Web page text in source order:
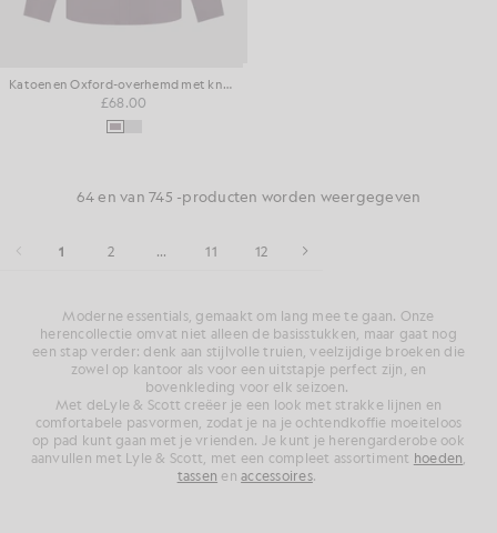
Katoenen Oxford-overhemd met knoopsluiting
£68.00
64 en van 745 -producten worden weergegeven
1 2 ... 11 12
Moderne essentials, gemaakt om lang mee te gaan. Onze
herencollectie omvat niet alleen de basisstukken, maar gaat nog
een stap verder: denk aan stijlvolle truien, veelzijdige broeken die
zowel op kantoor als voor een uitstapje perfect zijn, en
bovenkleding voor elk seizoen.
Met deLyle & Scott creëer je een look met strakke lijnen en
comfortabele pasvormen, zodat je na je ochtendkoffie moeiteloos
op pad kunt gaan met je vrienden. Je kunt je herengarderobe ook
aanvullen met Lyle & Scott, met een compleet assortiment hoeden
tassen enaccessoires.